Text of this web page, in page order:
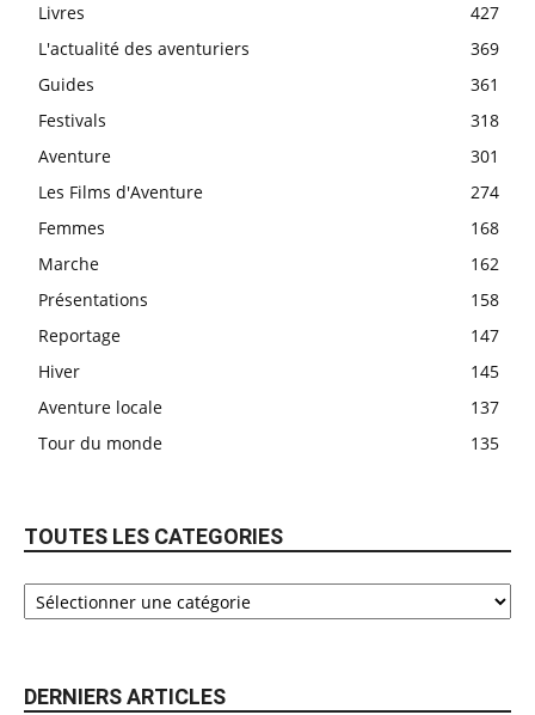
Livres
427
L'actualité des aventuriers
369
Guides
361
Festivals
318
Aventure
301
Les Films d'Aventure
274
Femmes
168
Marche
162
Présentations
158
Reportage
147
Hiver
145
Aventure locale
137
Tour du monde
135
TOUTES LES CATEGORIES
DERNIERS ARTICLES